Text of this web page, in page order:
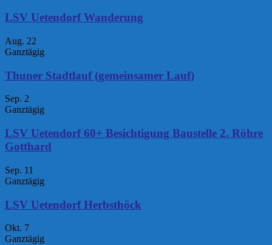
LSV Uetendorf Wanderung
Aug. 22
Ganztägig
Thuner Stadtlauf (gemeinsamer Lauf)
Sep. 2
Ganztägig
LSV Uetendorf 60+ Besichtigung Baustelle 2. Röhre
Gotthard
Sep. 11
Ganztägig
LSV Uetendorf Herbsthöck
Okt. 7
Ganztägig